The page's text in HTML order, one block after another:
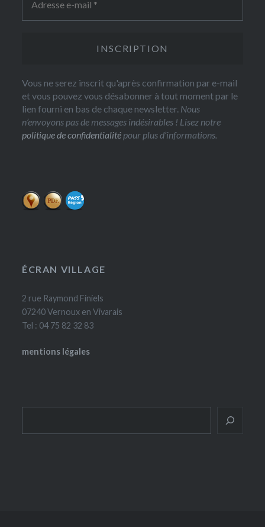
Vous ne serez inscrit qu'après confirmation par e-mail
et vous pouvez vous désabonner à tout moment par le
lien fourni en bas de chaque newsletter. Nous
n’envoyons pas de messages indésirables ! Lisez notre
politique de confidentialité pour plus d’informations.
ÉCRAN VILLAGE
2 rue Raymond Finiels
07240 Vernoux en Vivarais
Tel : 04 75 82 32 83
mentions légales